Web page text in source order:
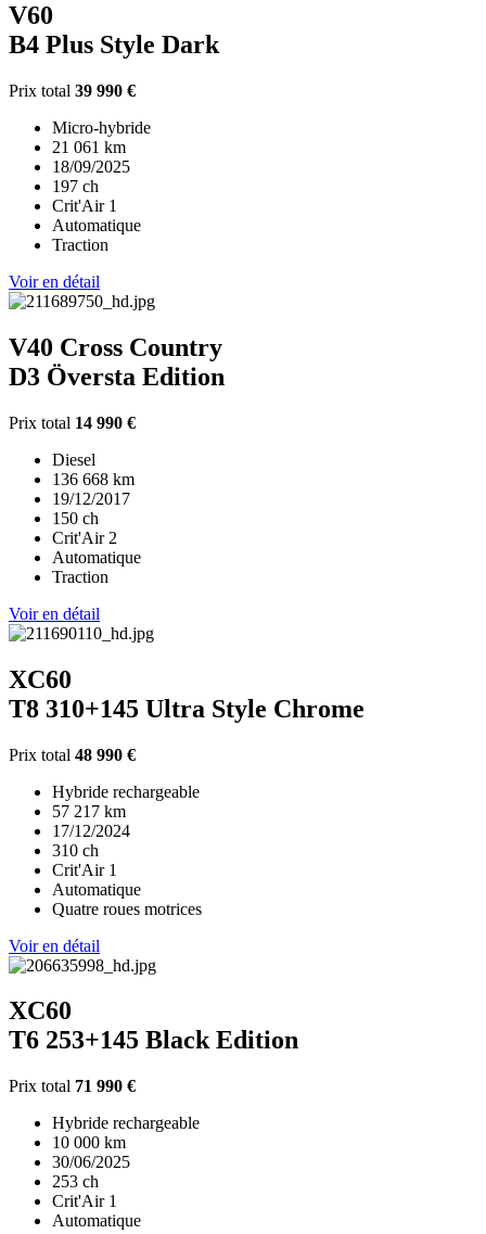
V60
B4 Plus Style Dark
Prix total 39 990 €
Micro-hybride
21 061 km
18/09/2025
197 ch
Crit'Air 1
Automatique
Traction
Voir en détail
V40 Cross Country
D3 Översta Edition
Prix total 14 990 €
Diesel
136 668 km
19/12/2017
150 ch
Crit'Air 2
Automatique
Traction
Voir en détail
XC60
T8 310+145 Ultra Style Chrome
Prix total 48 990 €
Hybride rechargeable
57 217 km
17/12/2024
310 ch
Crit'Air 1
Automatique
Quatre roues motrices
Voir en détail
XC60
T6 253+145 Black Edition
Prix total 71 990 €
Hybride rechargeable
10 000 km
30/06/2025
253 ch
Crit'Air 1
Automatique